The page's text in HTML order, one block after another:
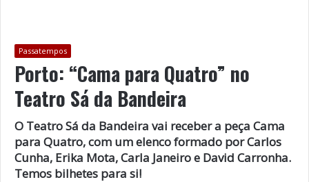
Passatempos
Porto: “Cama para Quatro” no
Teatro Sá da Bandeira
O Teatro Sá da Bandeira vai receber a peça Cama
para Quatro, com um elenco formado por Carlos
Cunha, Erika Mota, Carla Janeiro e David Carronha.
Temos bilhetes para si!